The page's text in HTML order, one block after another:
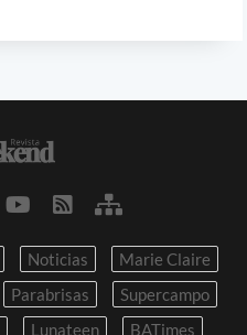
Noticias
Marie Claire
Parabrisas
Supercampo
Lunateen BATimes